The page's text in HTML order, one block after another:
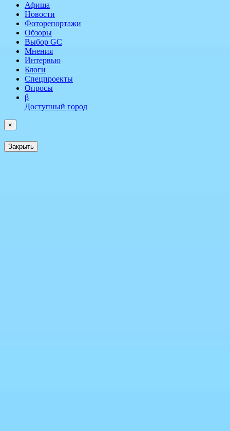
Афиша
Новости
Фоторепортажи
Обзоры
Выбор GC
Мнения
Интервью
Блоги
Спецпроекты
Опросы
β
Доступный город
×
Закрыть